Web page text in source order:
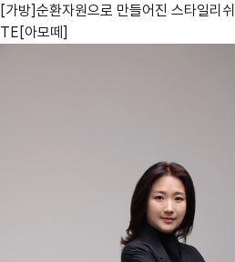
[가방]순환자원으로 만들어진 스타일리
TE[아모떼]